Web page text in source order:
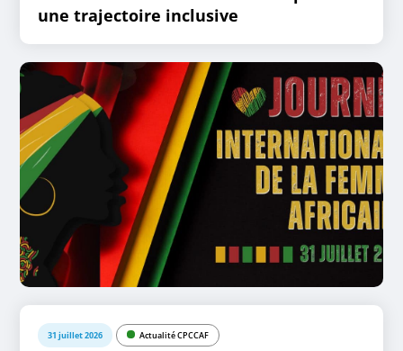
une trajectoire inclusive
31 juillet 2026 Actualité CPCCAF